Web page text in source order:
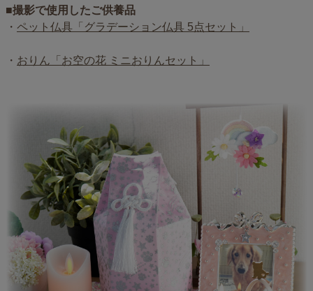
■撮影で使用したご供養品
・ ペット仏具「グラデーション仏具 5点セット」
・ おりん「お空の花 ミニおりんセット」